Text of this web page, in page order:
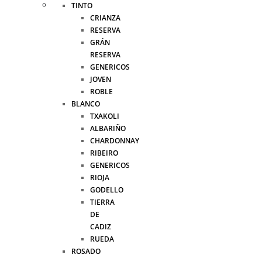
TINTO
CRIANZA
RESERVA
GRÁN
RESERVA
GENERICOS
JOVEN
ROBLE
BLANCO
TXAKOLI
ALBARIÑO
CHARDONNAY
RIBEIRO
GENERICOS
RIOJA
GODELLO
TIERRA
DE
CADIZ
RUEDA
ROSADO